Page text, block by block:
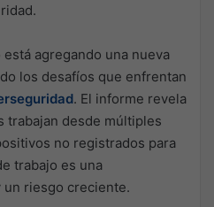
agregando una nueva
los desafíos que enfrentan
. El informe revela
trabajan desde múltiples
no registrados para
trabajo es una
riesgo creciente.